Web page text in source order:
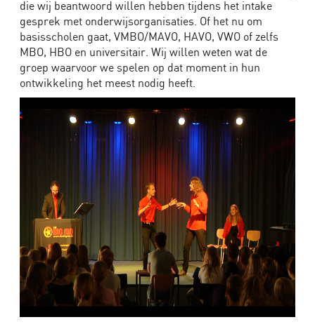
die wij beantwoord willen hebben tijdens het intake
gesprek met onderwijsorganisaties. Of het nu om
basisscholen gaat, VMBO/MAVO, HAVO, VWO of zelfs
MBO, HBO en universitair. Wij willen weten wat de
groep waarvoor we spelen op dat moment in hun
ontwikkeling het meest nodig heeft.